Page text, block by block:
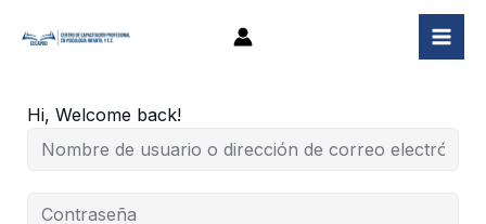
Hi, Welcome back!